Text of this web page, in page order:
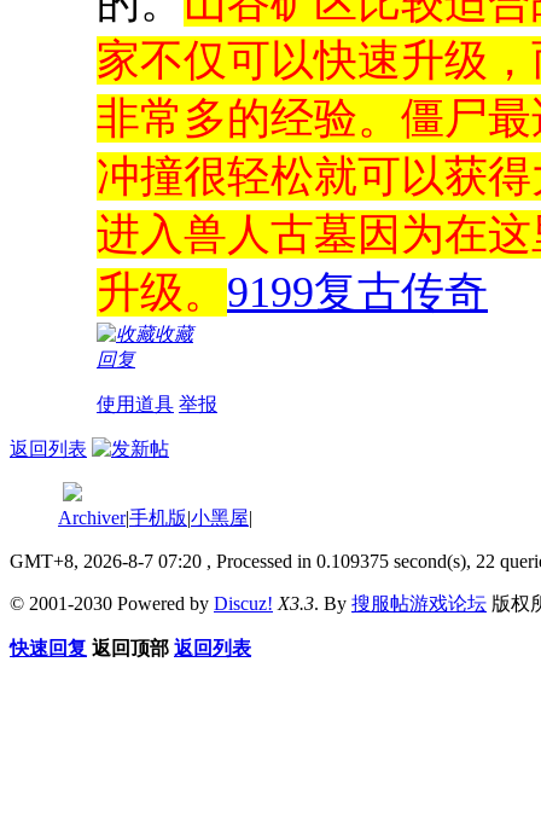
家不仅可以快速升级
非常多的经验。僵尸
冲撞很轻松就可以获
进入兽人古墓因为在
升级。 9199复古传奇
收藏
回复
使用道具 举报
返回列表
Archiver|手机版|小黑屋|
GMT+8, 2026-8-7 07:20 , Processed in 0.109375 second(s), 22
© 2001-2030 Powered by Discuz! X3.3. By 搜服帖游戏论坛 版权
快速回复 返回顶部 返回列表